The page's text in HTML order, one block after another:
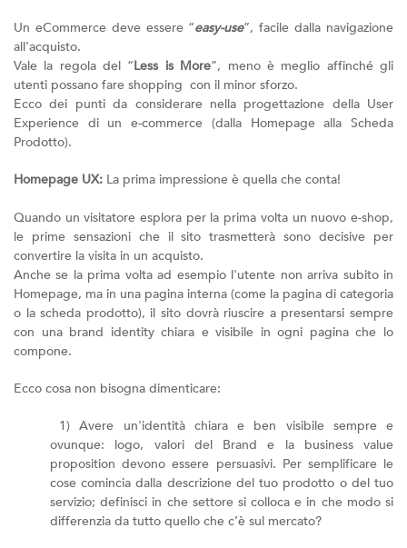
Un eCommerce deve essere “easy-use”, facile dalla navigazione
all'acquisto.
Vale la regola del “Less is More”, meno è meglio affinché gli
utenti possano fare shopping con il minor sforzo.
Ecco dei punti da considerare nella progettazione della User
Experience di un e-commerce (dalla Homepage alla Scheda
Prodotto).
Homepage UX: La prima impressione è quella che conta!
Quando un visitatore esplora per la prima volta un nuovo e-shop,
le prime sensazioni che il sito trasmetterà sono decisive per
convertire la visita in un acquisto.
Anche se la prima volta ad esempio l'utente non arriva subito in
Homepage, ma in una pagina interna (come la pagina di categoria
o la scheda prodotto), il sito dovrà riuscire a presentarsi sempre
con una brand identity chiara e visibile in ogni pagina che lo
compone.
Ecco cosa non bisogna dimenticare:
1) Avere un'identità chiara e ben visibile sempre e
ovunque: logo, valori del Brand e la business value
proposition devono essere persuasivi. Per semplificare le
cose comincia dalla descrizione del tuo prodotto o del tuo
servizio; definisci in che settore si colloca e in che modo si
differenzia da tutto quello che c’è sul mercato?